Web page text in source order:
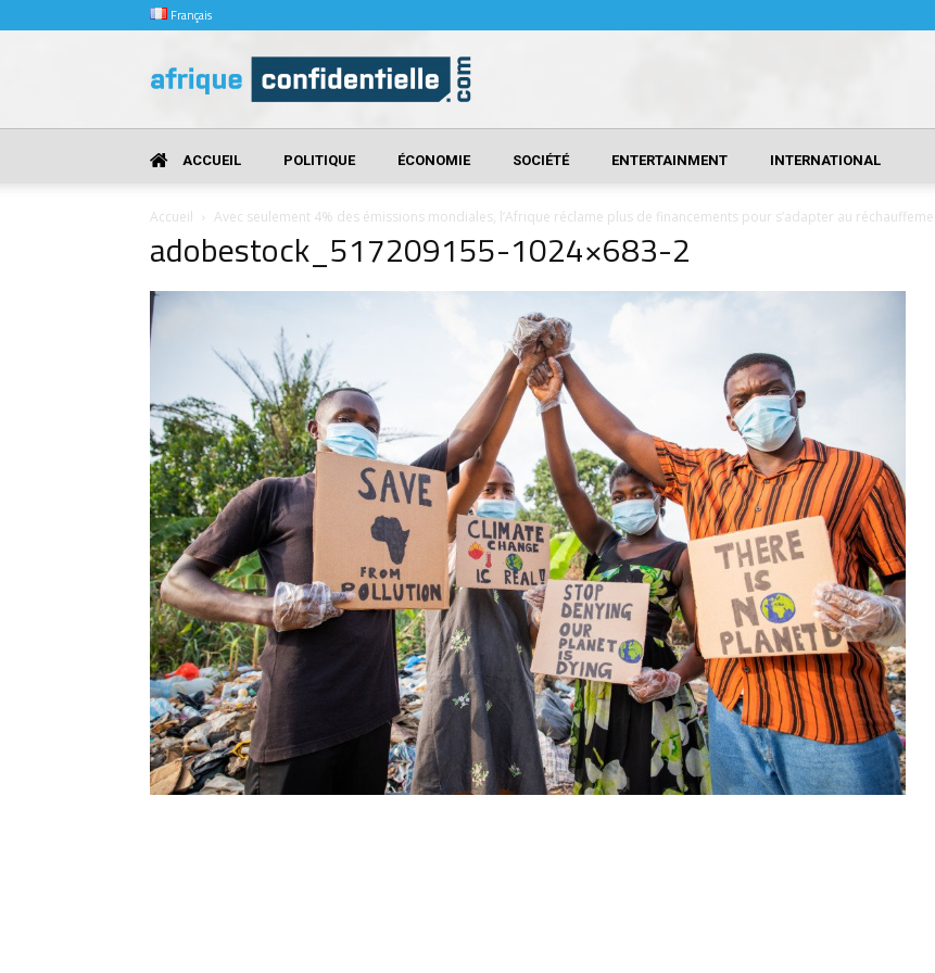
Français
Confidentielle
ACCUEIL POLITIQUE ÉCONOMIE SOCIÉTÉ ENTERTAINMENT INTERNATIONAL
Accueil Avec seulement 4% des émissions mondiales, l’Afrique réclame plus de financements pour s’adapter au
adobestock_517209155-1024×683-2